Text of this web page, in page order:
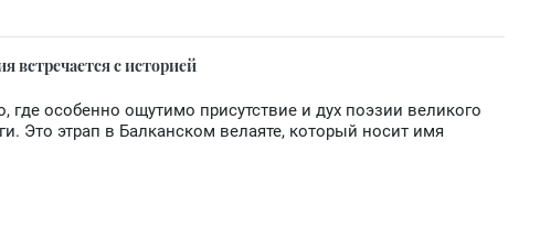
встречается с историей
где особенно ощутимо присутствие и дух поэзии великого
Это этрап в Балканском велаяте, который носит имя